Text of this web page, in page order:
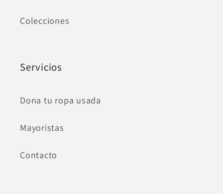
Colecciones
Servicios
Dona tu ropa usada
Mayoristas
Contacto